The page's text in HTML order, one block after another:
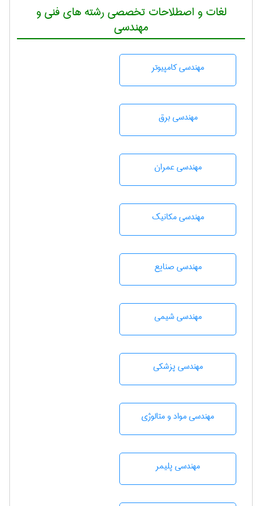
لغات و اصطلاحات تخصصی رشته های فنی و
مهندسی
مهندسی كامپيوتر
مهندسی برق
مهندسی عمران
مهندسی مکانیک
مهندسی صنايع
مهندسي شيمی
مهندسی پزشکی
مهندسی مواد و متالوژی
مهندسی پليمر